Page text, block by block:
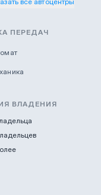
Uralsk
Nurly Zhol
Astana
ПЕРЕДАЧ
ВЛАДЕНИЯ